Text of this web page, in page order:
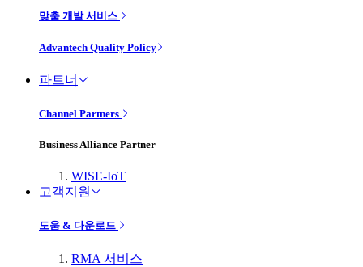
맞춤 개발 서비스
Advantech Quality Policy
파트너
Channel Partners
Business Alliance Partner
WISE-IoT
고객지원
도움 & 다운로드
RMA 서비스